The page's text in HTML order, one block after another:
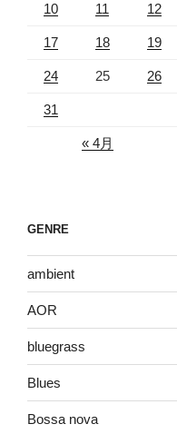
10 11 12
17 18 19
24 25 26
31
« 4月
GENRE
ambient
AOR
bluegrass
Blues
Bossa nova